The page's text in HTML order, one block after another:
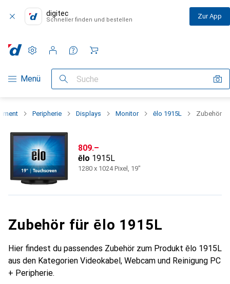
digitec
Schneller finden und bestellen Zur App
Navigation nach Kategorien
Menü Suche
Einstellungen
Kundenkonto
Vergleichslisten
Merklisten
Warenkorb
Peripherie Displays Monitor ēlo 1915L Zubehör
CHF
809.–
ēlo 1915L
1280 x 1024 Pixel, 19"
Zubehör für ēlo 1915L
Hier findest du passendes Zubehör zum Produkt ēlo 1915L
aus den Kategorien Videokabel, Webcam und Reinigung PC
+ Peripherie.